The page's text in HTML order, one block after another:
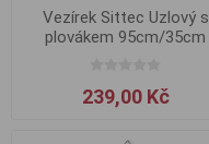
Vezírek Sittec Uzlový s
plovákem 95cm/35cm
239,00 Kč